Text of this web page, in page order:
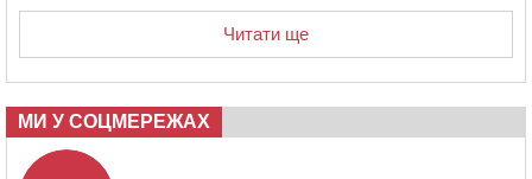
Читати ще
МИ У СОЦМЕРЕЖАХ